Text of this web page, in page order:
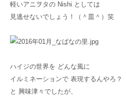
軽いアニヲタの Nishi としては
見逃せないでしょう！（＾皿＾）笑
ハイジの世界を どんな風に
イルミネーションで 表現するんやろ？
と 興味津々でしたが、